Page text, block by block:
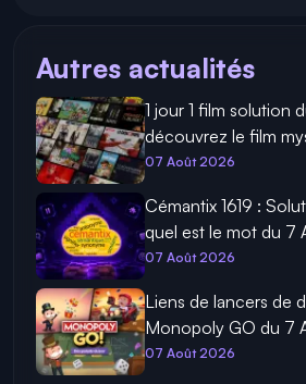
Autres actualités
1 jour 1 film solution
découvrez le film
07 Août 2026
Cémantix 1619 :
quel est le mot du 7
07 Août 2026
Liens de lancers de
Monopoly GO du 7
07 Août 2026